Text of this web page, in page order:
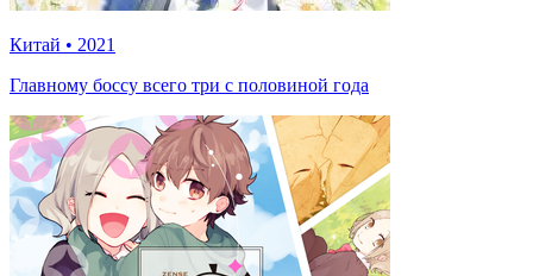
Китай • 2021
Главному боссу всего три с половиной года